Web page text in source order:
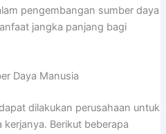
pengembangan sumber daya
jangka panjang bagi
Daya Manusia
dilakukan perusahaan untuk
Berikut beberapa